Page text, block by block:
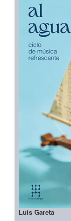
Luis Gareta